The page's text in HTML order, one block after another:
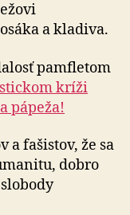
a kladiva.
pamfletom
kríži
pápeža!
a fašistov, že sa
dobro